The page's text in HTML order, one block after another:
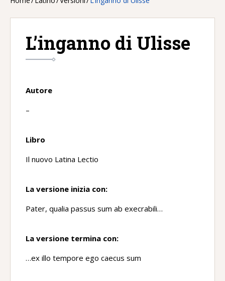
L’inganno di Ulisse
Autore
–
Libro
Il nuovo Latina Lectio
La versione inizia con:
Pater, qualia passus sum ab execrabili…
La versione termina con:
…ex illo tempore ego caecus sum